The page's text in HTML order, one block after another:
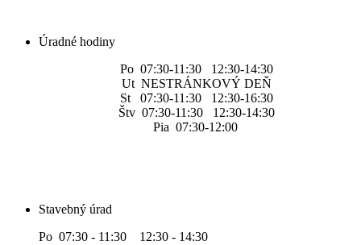
Úradné hodiny
Po 07:30-11:30 12:30-14:30
Ut NESTRÁNKOVÝ DEŇ
St 07:30-11:30 12:30-16:30
Štv 07:30-11:30 12:30-14:30
Pia 07:30-12:00
Stavebný úrad
Po 07:30 - 11:30 12:30 - 14:30